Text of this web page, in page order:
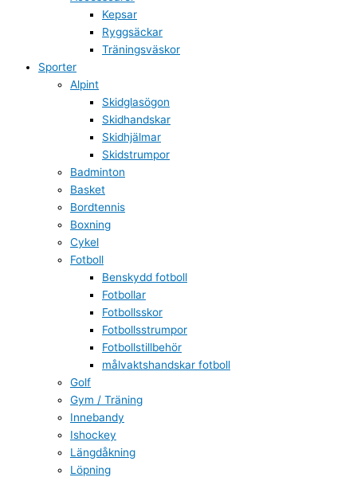
Kepsar
Ryggsäckar
Träningsväskor
Sporter
Alpint
Skidglasögon
Skidhandskar
Skidhjälmar
Skidstrumpor
Badminton
Basket
Bordtennis
Boxning
Cykel
Fotboll
Benskydd fotboll
Fotbollar
Fotbollsskor
Fotbollsstrumpor
Fotbollstillbehör
målvaktshandskar fotboll
Golf
Gym / Träning
Innebandy
Ishockey
Längdåkning
Löpning